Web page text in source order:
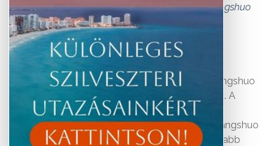
csodálatos vízi utakon át a buja rizsföldekig Yangshuo
ezernyi látnivalót tartogat.
kínai
Guilintől másfél órányira délre fekvő Yangshuo
Dél-Kína legváltozatosabb tájainak ad otthont. A
magasra törő karszthegységektől kezdve a
csodálatos vízi utakon át a buja rizsföldekig Yangshuo
ezernyi látnivalót tartogat. Ezúttal a legfontosabb